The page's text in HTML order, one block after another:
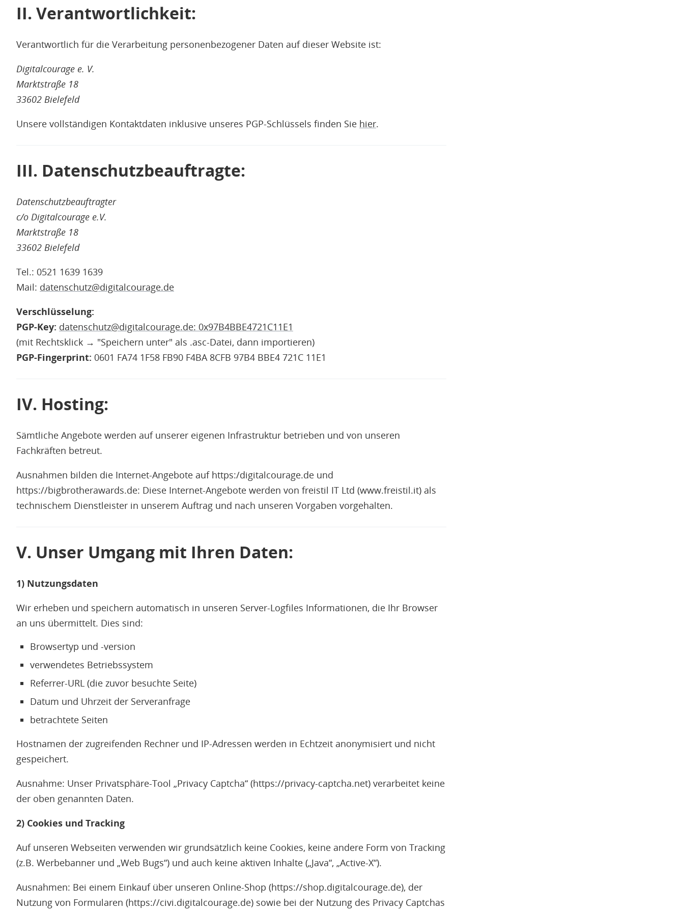
II. Verantwortlichkeit:
Verantwortlich für die Verarbeitung personenbezogener Daten auf dieser Website ist:
Digitalcourage e. V.
Marktstraße 18
33602 Bielefeld
Unsere vollständigen Kontaktdaten inklusive unseres PGP-Schlüssels finden Sie hier.
III. Datenschutzbeauftragte:
Datenschutzbeauftragter
c/o Digitalcourage e.V.
Marktstraße 18
33602 Bielefeld
Tel.: 0521 1639 1639
Mail: datenschutz@digitalcourage.de
Verschlüsselung:
PGP-Key: datenschutz@digitalcourage.de: 0x97B4BBE4721C11E1
(mit Rechtsklick → "Speichern unter" als .asc-Datei, dann importieren)
PGP-Fingerprint: 0601 FA74 1F58 FB90 F4BA 8CFB 97B4 BBE4 721C 11E1
IV. Hosting:
Sämtliche Angebote werden auf unserer eigenen Infrastruktur betrieben und von unseren
Fachkräften betreut.
Ausnahmen bilden die Internet-Angebote auf https:/digitalcourage.de und
https://bigbrotherawards.de: Diese Internet-Angebote werden von freistil IT Ltd (www.freistil.it) als
technischem Dienstleister in unserem Auftrag und nach unseren Vorgaben vorgehalten.
V. Unser Umgang mit Ihren Daten:
1) Nutzungsdaten
Wir erheben und speichern automatisch in unseren Server-Logfiles Informationen, die Ihr Browser
an uns übermittelt. Dies sind:
Browsertyp und -version
verwendetes Betriebssystem
Referrer-URL (die zuvor besuchte Seite)
Datum und Uhrzeit der Serveranfrage
betrachtete Seiten
Hostnamen der zugreifenden Rechner und IP-Adressen werden in Echtzeit anonymisiert und nicht
gespeichert.
Ausnahme: Unser Privatsphäre-Tool „Privacy Captcha“ (https://privacy-captcha.net) verarbeitet keine
der oben genannten Daten.
2) Cookies und Tracking
Auf unseren Webseiten verwenden wir grundsätzlich keine Cookies, keine andere Form von Tracking
(z.B. Werbebanner und „Web Bugs“) und auch keine aktiven Inhalte („Java“, „Active-X“).
Ausnahmen: Bei einem Einkauf über unseren Online-Shop (https://shop.digitalcourage.de), der
Nutzung von Formularen (https://civi.digitalcourage.de) sowie bei der Nutzung des Privacy Captchas